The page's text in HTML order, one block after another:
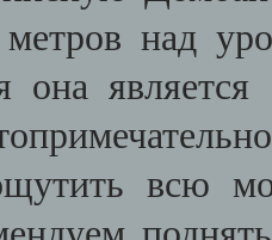
над
она
всю